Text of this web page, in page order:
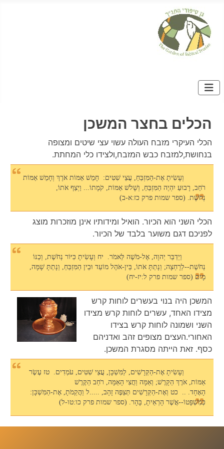
הכלים בחצר המשכן
הכלי העיקרי מזבח העולה עשוי עצי שיטים ומצופה
בנחושת,למזבח כבש המזבח,ולצידו כלי המחתת.
וְעָשִׂיתָ אֶת-הַמִּזְבֵּחַ, עֲצֵי שִׁטִּים: חָמֵשׁ אַמּוֹת אֹרֶךְ וְחָמֵשׁ אַמּוֹת
רֹחַב, רָבוּעַ יִהְיֶה הַמִּזְבֵּחַ, וְשָׁלֹשׁ אַמּוֹת, קֹמָתוֹ... וַיְצַף אֹתוֹ,
נְחֹשֶׁת. (ספר שמות פרק כז:א-ב)
הכלי השני הוא הכיור. הואיל ומידותיו אינן מוזכרות מוצג
לפניכם דגם משוער בלבד של הכיור.
וַיְדַבֵּר יְהוָה, אֶל-מֹשֶׁה לֵּאמֹר. יח וְעָשִׂיתָ כִּיּוֹר נְחֹשֶׁת, וְכַנּוֹ
נְחֹשֶׁת--לְרָחְצָה; וְנָתַתָּ אֹתוֹ, בֵּין-אֹהֶל מוֹעֵד וּבֵין הַמִּזְבֵּחַ, וְנָתַתָּ שָׁמָּה,
מָיִם (ספר שמות פרק ל:יז-יח)
המשכן היה בנוי בעשרים לוחות קרש
מצידו האחד, עשרים לוחות קרש מצידו
השני ושמונה לוחות קרש בצידו
האחורי.העצים מצופים זהב ואדניהם
כסף. זאת הייתה מסגרת המשכן.
וְעָשִׂיתָ אֶת-הַקְּרָשִׁים, לַמִּשְׁכָּן, עֲצֵי שִׁטִּים, עֹמְדִים. טז עֶשֶׂר
אַמּוֹת, אֹרֶךְ הַקָּרֶשׁ; וְאַמָּה וַחֲצִי הָאַמָּה, רֹחַב הַקֶּרֶשׁ
הָאֶחָד. .. כט וְאֶת-הַקְּרָשִׁים תְּצַפֶּה זָהָב, .....ל וַהֲקֵמֹתָ, אֶת-הַמִּשְׁכָּן:
כְּמִשְׁפָּטוֹ--אֲשֶׁר הָרְאֵיתָ, בָּהָר. (ספר שמות פרק כו:טו-ל)